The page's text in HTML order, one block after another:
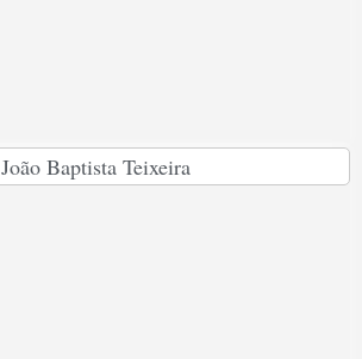
João Baptista Teixeira